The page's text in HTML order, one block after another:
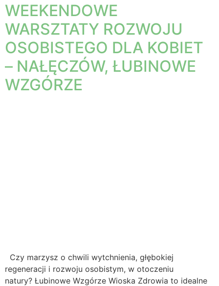
WEEKENDOWE
WARSZTATY ROZWOJU
OSOBISTEGO DLA KOBIET
– NAŁĘCZÓW, ŁUBINOWE
WZGÓRZE
Czy marzysz o chwili wytchnienia, głębokiej
regeneracji i rozwoju osobistym, w otoczeniu
natury? Łubinowe Wzgórze Wioska Zdrowia to idealne